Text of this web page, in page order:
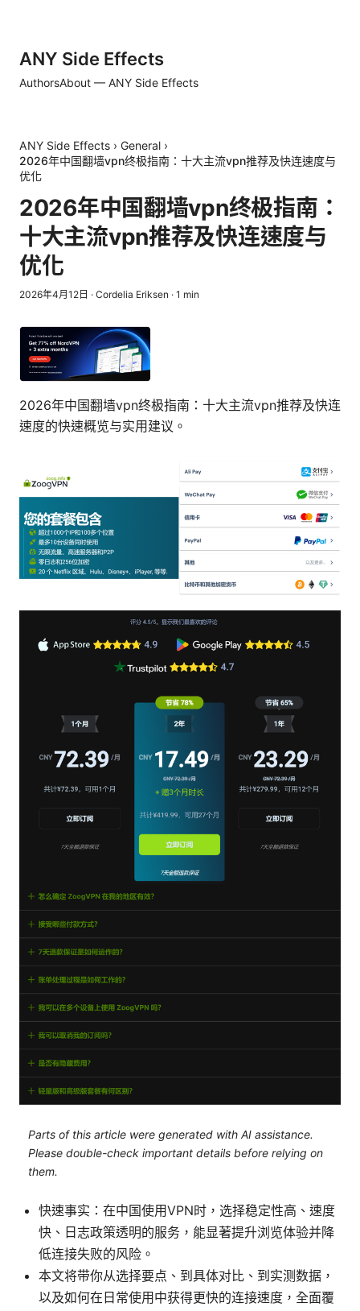
ANY Side Effects
AuthorsAbout — ANY Side Effects
ANY Side Effects › General ›
2026年中国翻墙vpn终极指南：十大主流vpn推荐及快连速度与
优化
2026年中国翻墙vpn终极指南：
十大主流vpn推荐及快连速度与
优化
2026年4月12日 · Cordelia Eriksen · 1 min
2026年中国翻墙vpn终极指南：十大主流vpn推荐及快连
速度的快速概览与实用建议。
Parts of this article were generated with AI assistance.
Please double-check important details before relying on
them.
快速事实：在中国使用VPN时，选择稳定性高、速度
快、日志政策透明的服务，能显著提升浏览体验并降
低连接失败的风险。
本文将带你从选择要点、到具体对比、到实测数据，
以及如何在日常使用中获得更快的连接速度，全面覆